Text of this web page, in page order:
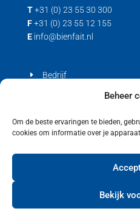
Beheer
Om de beste ervaringen te bieden,
cookies om informatie over je
Bekijk
T +31 (0) 23 55 30 300
F +31 (0) 23 55 12 155
E info@bienfait.nl
Bedrijf
Cookiebeleid (EU)